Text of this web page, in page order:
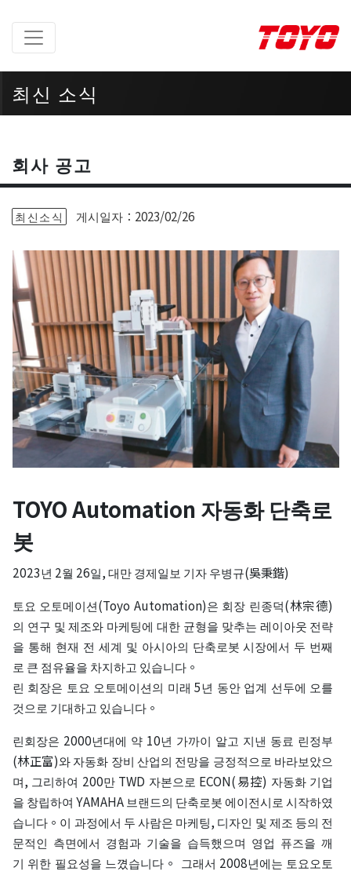
최신 소식
회사 공고
최신소식 게시일자：2023/02/26
TOYO Automation 자동화 단축로
봇
2023년 2월 26일, 대만 경제일보 기자 우병규(吳秉鍇)
토요 오토메이션(Toyo Automation)은 회장 린종덕(林宗德)
의 연구 및 제조와 마케팅에 대한 균형을 맞추는 레이아웃 전략
을 통해 현재 전 세계 및 아시아의 단축로봇 시장에서 두 번째
로 큰 점유율을 차지하고 있습니다。
린 회장은 토요 오토메이션의 미래 5년 동안 업계 선두에 오를
것으로 기대하고 있습니다。
린회장은 2000년대에 약 10년 가까이 알고 지낸 동료 린정부
(林正富)와 자동화 장비 산업의 전망을 긍정적으로 바라보았으
며, 그리하여 200만 TWD 자본으로 ECON(易控) 자동화 기업
을 창립하여 YAMAHA 브랜드의 단축로봇 에이전시로 시작하였
습니다。이 과정에서 두 사람은 마케팅, 디자인 및 제조 등의 전
문적인 측면에서 경험과 기술을 습득했으며 영업 퓨즈을 깨
기 위한 필요성을 느꼈습니다。 그래서 2008년에는 토요오토